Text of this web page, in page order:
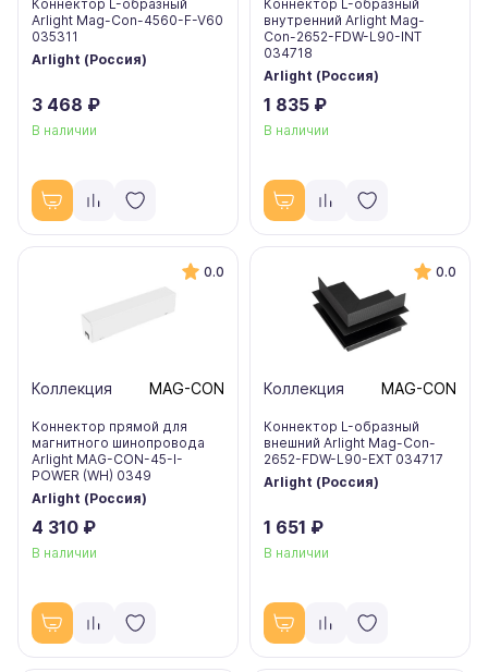
Коннектор L-образный
Arlight Mag-Con-4560-F-V60
035311
Arlight (Россия)
3 468 ₽
В наличии
Коннектор L-образный
внутренний Arlight Mag-
Con-2652-FDW-L90-INT
034718
Arlight (Россия)
1 835 ₽
В наличии
0.0
Коллекция MAG-CON
Коннектор прямой для
магнитного шинопровода
Arlight MAG-CON-45-I-
POWER (WH) 0349
Arlight (Россия)
4 310 ₽
В наличии
0.0
Коллекция MAG-CON
Коннектор L-образный
внешний Arlight Mag-Con-
2652-FDW-L90-EXT 034717
Arlight (Россия)
1 651 ₽
В наличии